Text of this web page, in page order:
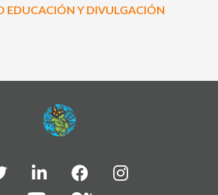
EDUCACIÓN Y DIVULGACIÓN